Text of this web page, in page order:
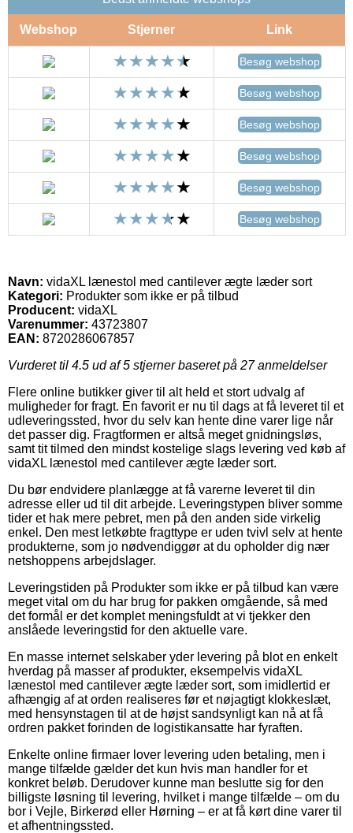
Webshop Stjerner Link
Besøg webshop
Besøg webshop
Besøg webshop
Besøg webshop
Besøg webshop
Besøg webshop
Navn: vidaXL lænestol med cantilever ægte læder sort
Kategori: Produkter som ikke er på tilbud
Producent: vidaXL
Varenummer: 43723807
EAN: 8720286067857
Vurderet til 4.5 ud af 5 stjerner baseret på 27anmeldelser
Flere online butikker giver til alt held et stort udvalg af
muligheder for fragt. En favorit er nu til dags at få leveret til et
udleveringssted, hvor du selv kan hente dine varer lige når
det passer dig. Fragtformen er altså meget gnidningsløs,
samt tit tilmed den mindst kostelige slags levering ved køb af
vidaXL lænestol med cantilever ægte læder sort.
Du bør endvidere planlægge at få varerne leveret til din
adresse eller ud til dit arbejde. Leveringstypen bliver somme
tider et hak mere pebret, men på den anden side virkelig
enkel. Den mest letkøbte fragttype er uden tvivl selv at hente
produkterne, som jo nødvendiggør at du opholder dig nær
netshoppens arbejdslager.
Leveringstiden på Produkter som ikke er på tilbud kan være
meget vital om du har brug for pakken omgående, så med
det formål er det komplet meningsfuldt at vi tjekker den
anslåede leveringstid for den aktuelle vare.
En masse internet selskaber yder levering på blot en enkelt
hverdag på masser af produkter, eksempelvis vidaXL
lænestol med cantilever ægte læder sort, som imidlertid er
afhængig af at orden realiseres før et nøjagtigt klokkeslæt,
med hensynstagen til at de højst sandsynligt kan nå at få
ordren pakket forinden de logistikansatte har fyraften.
Enkelte online firmaer lover levering uden betaling, men i
mange tilfælde gælder det kun hvis man handler for et
konkret beløb. Derudover kunne man beslutte sig for den
billigste løsning til levering, hvilket i mange tilfælde – om du
bor i Vejle, Birkerød eller Hørning – er at få kørt dine varer til
et afhentningssted.